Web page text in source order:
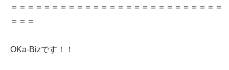
＝＝＝＝＝＝＝＝＝＝＝＝＝＝＝＝＝＝＝＝＝＝＝＝＝＝
＝＝＝
OKa-Bizです！！